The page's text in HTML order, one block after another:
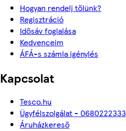
Hogyan rendelj tőlünk?
Regisztráció
Idősáv foglalása
Kedvenceim
ÁFÁ-s számla igénylés
Kapcsolat
Tesco.hu
Ügyfélszolgálat - 0680222333
Áruházkereső